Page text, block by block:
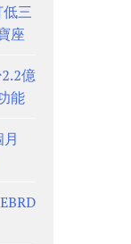
三
座
億
能
月